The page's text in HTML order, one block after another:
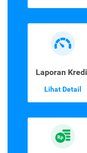
Laporan
Lihat Detail